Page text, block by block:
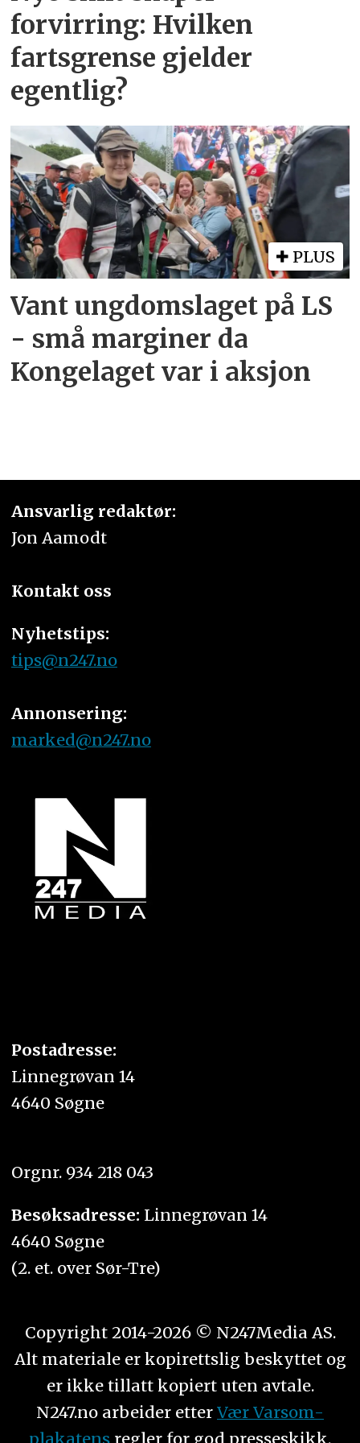
forvirring: Hvilken
fartsgrense gjelder
egentlig?
PLUS
Vant ungdomslaget på LS
- små marginer da
Kongelaget var i aksjon
Ansvarlig redaktør:
Jon Aamodt
Kontakt oss
Nyhetstips:
tips@n247.no
Annonsering:
marked@n247.no
Postadresse:
Linnegrøvan 14
4640 Søgne
Orgnr. 934 218 043
Besøksadresse: Linnegrøvan 14
4640 Søgne
(2. et. over Sør-Tre)
Copyright 2014-2026 © N247Media AS.
Alt materiale er kopirettslig beskyttet og
er ikke tillatt kopiert uten avtale.
N247.no arbeider etter Vær Varsom-
plakatens regler for god presseskikk.